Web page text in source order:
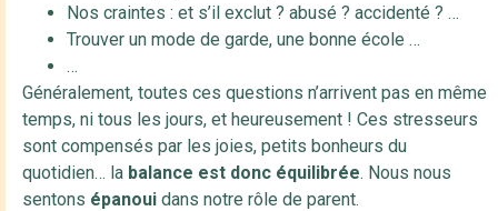
Nos craintes : et s’il exclut ? abusé ? accidenté ? …
Trouver un mode de garde, une bonne école …
…
Généralement, toutes ces questions n’arrivent pas en même
temps, ni tous les jours, et heureusement ! Ces stresseurs
sont compensés par les joies, petits bonheurs du
quotidien… la balance est donc équilibrée. Nous nous
sentons épanoui dans notre rôle de parent.